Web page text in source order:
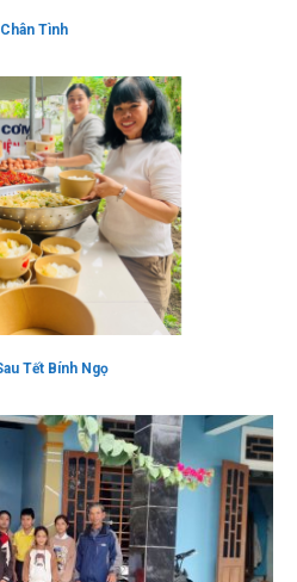
Tình
Tết Bính Ngọ